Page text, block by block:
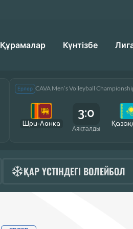
Құрамалар Күнтізбе
Ерлер CAVA Men’s Volleyball
Шри-Ланка
3:0
Аяқталды
ҚАР ҮСТІНДЕГІ ВОЛЕЙБОЛ